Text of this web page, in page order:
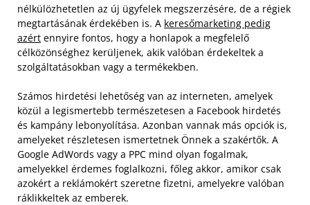
nélkülözhetetlen az új ügyfelek megszerzésére, de a régiek
megtartásának érdekében is. A keresőmarketing pedig
azért ennyire fontos, hogy a honlapok a megfelelő
célközönséghez kerüljenek, akik valóban érdekeltek a
szolgáltatásokban vagy a termékekben.
Számos hirdetési lehetőség van az interneten, amelyek
közül a legismertebb természetesen a Facebook hirdetés
és kampány lebonyolítása. Azonban vannak más opciók is,
amelyeket részletesen ismertetnek Önnek a szakértők. A
Google AdWords vagy a PPC mind olyan fogalmak,
amelyekkel érdemes foglalkozni, főleg akkor, amikor csak
azokért a reklámokért szeretne fizetni, amelyekre valóban
ráklikkeltek az emberek.